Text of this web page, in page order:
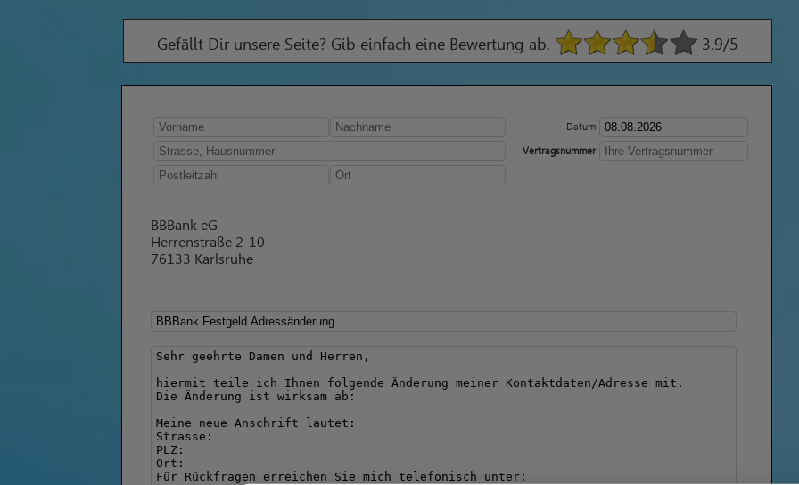
Gefällt Dir unsere Seite? Gib einfach eine Bewertung ab. 3.9/5
Datum
Vertragsnummer
BBBank eG
Herrenstraße 2-10
76133 Karlsruhe